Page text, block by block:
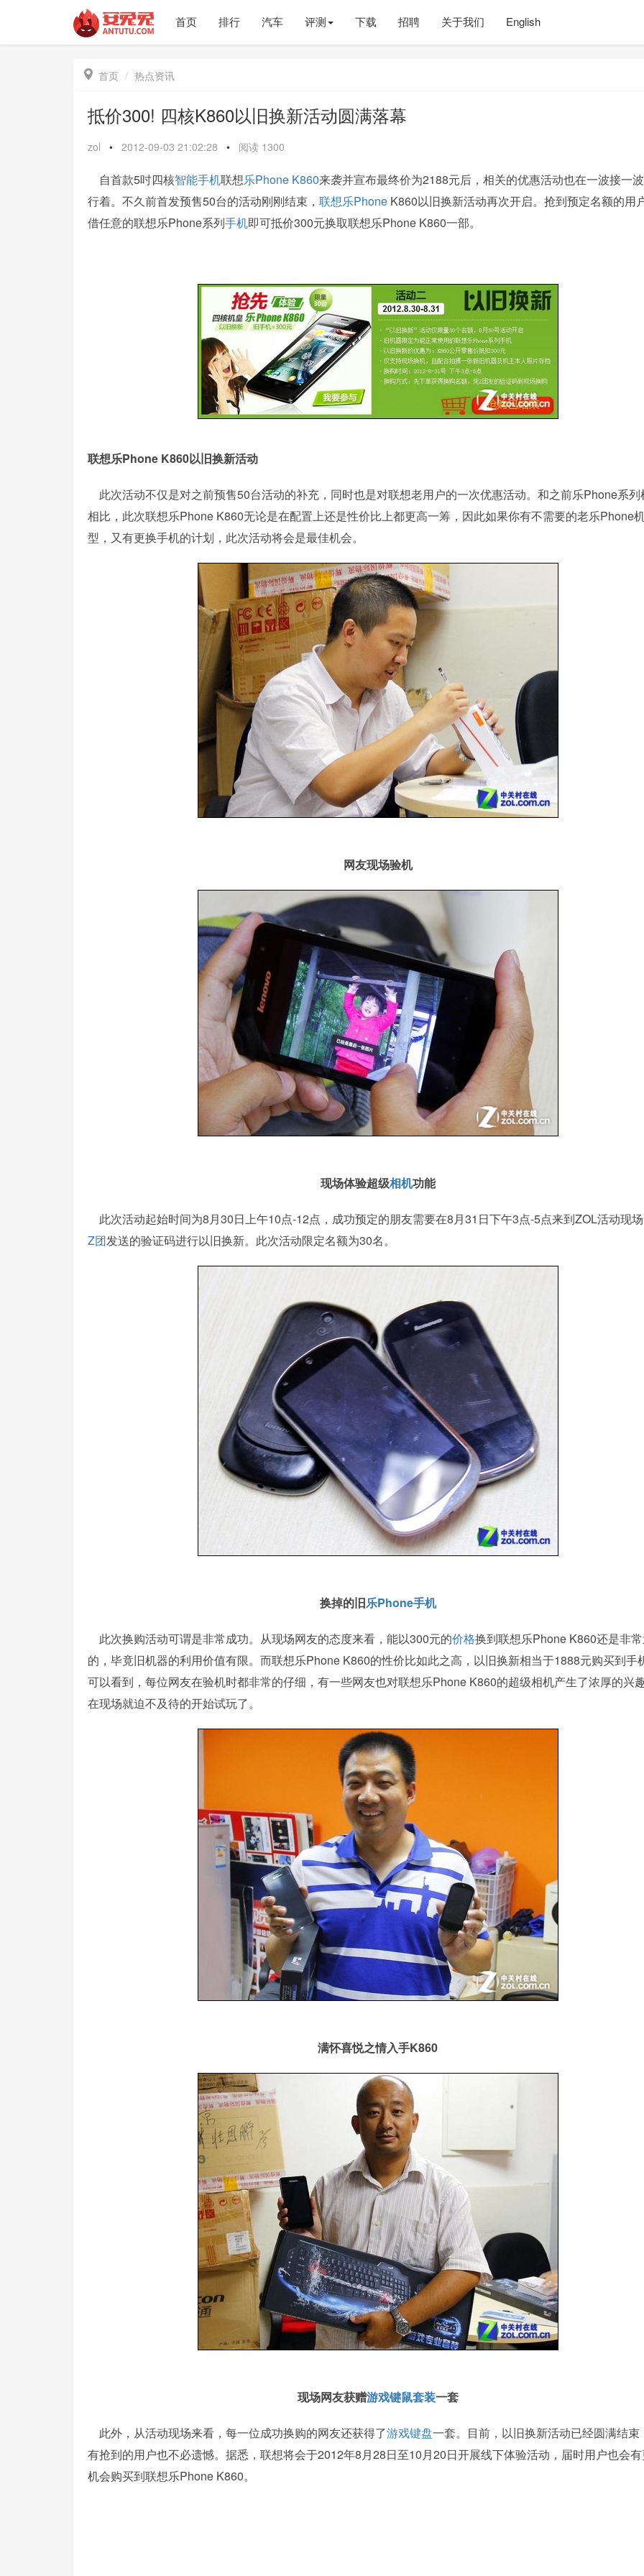
首页 排行 汽车 评测 下载 招聘 关于我们 English
 首页 热点资讯
抵价300! 四核K860以旧换新活动圆满落幕
zol • 2012-09-03 21:02:28 • 阅读 1300
自首款5吋四核智能手机联想乐Phone K860来袭并宣布最终价为2188元后，相关的优惠活动也在一波接一
行着。不久前首发预售50台的活动刚刚结束， 联想乐Phone K860以旧换新活动再次开启。抢到预定名额的用
借任意的联想乐Phone系列手机即可抵价300元换取联想乐Phone K860一部。
联想乐Phone K860以旧换新活动
此次活动不仅是对之前预售50台活动的补充，同时也是对联想老用户的一次优惠活动。和之前乐Phone系列
相比，此次联想乐Phone K860无论是在配置上还是性价比上都更高一筹，因此如果你有不需要的老乐Phone
型，又有更换手机的计划，此次活动将会是最佳机会。
网友现场验机
现场体验超级相机功能
此次活动起始时间为8月30日上午10点-12点，成功预定的朋友需要在8月31日下午3点-5点来到ZOL活动现
Z团发送的验证码进行以旧换新。此次活动限定名额为30名。
换掉的旧乐Phone手机
此次换购活动可谓是非常成功。从现场网友的态度来看，能以300元的价格换到联想乐Phone K860还是非
的，毕竟旧机器的利用价值有限。而联想乐Phone K860的性价比如此之高，以旧换新相当于1888元购买到手
可以看到，每位网友在验机时都非常的仔细，有一些网友也对联想乐Phone K860的超级相机产生了浓厚的兴
在现场就迫不及待的开始试玩了。
满怀喜悦之情入手K860
现场网友获赠游戏键鼠套装一套
此外，从活动现场来看，每一位成功换购的网友还获得了游戏键盘一套。目前，以旧换新活动已经圆满结束
有抢到的用户也不必遗憾。据悉，联想将会于2012年8月28日至10月20日开展线下体验活动，届时用户也会
机会购买到联想乐Phone K860。